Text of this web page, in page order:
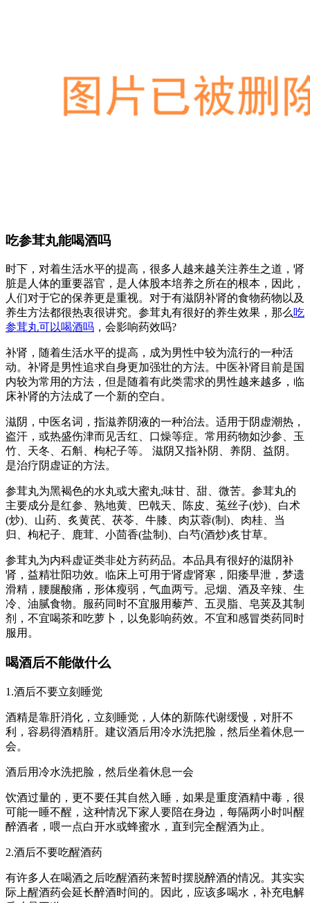
吃参茸丸能喝酒吗
时下，对着生活水平的提高，很多人越来越关注养生之道，肾
脏是人体的重要器官，是人体股本培养之所在的根本，因此，
人们对于它的保养更是重视。对于有滋阴补肾的食物药物以及
养生方法都很热衷很讲究。参茸丸有很好的养生效果，那么吃
参茸丸可以喝酒吗 ，会影响药效吗?
补肾，随着生活水平的提高，成为男性中较为流行的一种活
动。补肾是男性追求自身更加强壮的方法。中医补肾目前是国
内较为常用的方法，但是随着有此类需求的男性越来越多，临
床补肾的方法成了一个新的空白。
滋阴，中医名词，指滋养阴液的一种治法。适用于阴虚潮热，
盗汗，或热盛伤津而见舌红、口燥等症。常用药物如沙参、玉
竹、天冬、石斛、枸杞子等。 滋阴又指补阴、养阴、益阴。
是治疗阴虚证的方法。
参茸丸为黑褐色的水丸或大蜜丸;味甘、甜、微苦。参茸丸的
主要成分是红参、熟地黄、巴戟天、陈皮、菟丝子(炒)、白术
(炒)、山药、炙黄芪、茯苓、牛膝、肉苁蓉(制)、肉桂、当
归、枸杞子、鹿茸、小茴香(盐制)、白芍(酒炒)炙甘草。
参茸丸为内科虚证类非处方药药品。本品具有很好的滋阴补
肾，益精壮阳功效。临床上可用于肾虚肾寒，阳痿早泄，梦遗
滑精，腰腿酸痛，形体瘦弱，气血两亏。忌烟、酒及辛辣、生
冷、油腻食物。服药同时不宜服用藜芦、五灵脂、皂荚及其制
剂，不宜喝茶和吃萝卜，以免影响药效。不宜和感冒类药同时
服用。
喝酒后不能做什么
1.酒后不要立刻睡觉
酒精是靠肝消化，立刻睡觉，人体的新陈代谢缓慢，对肝不
利，容易得酒精肝。建议酒后用冷水洗把脸，然后坐着休息一
会。
酒后用冷水洗把脸，然后坐着休息一会
饮酒过量的，更不要任其自然入睡，如果是重度酒精中毒，很
可能一睡不醒，这种情况下家人要陪在身边，每隔两小时叫醒
醉酒者，喂一点白开水或蜂蜜水，直到完全醒酒为止。
2.酒后不要吃醒酒药
有许多人在喝酒之后吃醒酒药来暂时摆脱醉酒的情况。其实实
际上醒酒药会延长醉酒时间的。因此，应该多喝水，补充电解